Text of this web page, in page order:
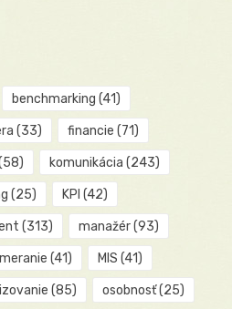
benchmarking (41)
(33) financie (71)
komunikácia (243)
(25) KPI (42)
(313) manažér(93)
meranie (41) MIS (41)
(85) osobnosť(25)